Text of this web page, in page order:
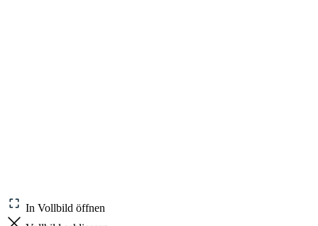
In Vollbild öffnen